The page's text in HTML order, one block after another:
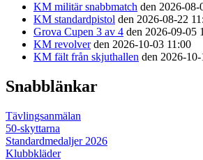
KM militär snabbmatch den 2026-08-
KM standardpistol den 2026-08-22
Grova Cupen 3 av 4 den 2026-09-05
KM revolverden 2026-10-03 11:00
KM fält från skjuthallen den 2026-
Snabblänkar
Tävlingsanmälan
50-skyttarna
Standardmedaljer 2026
Klubbkläder